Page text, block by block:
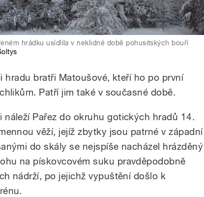
hrádku usídlila v neklidné době pohusitských bouří
hradu bratři Matoušové, kteří ho po první
Patří jim také v současné době.
náleží Pařez do okruhu gotických hradů 14.
věží, jejíž zbytky jsou patrné v západní
do skály se nejspíše nacházel hrázděný
na pískovcovém suku pravděpodobně
nádrží, po jejichž vypuštění došlo k